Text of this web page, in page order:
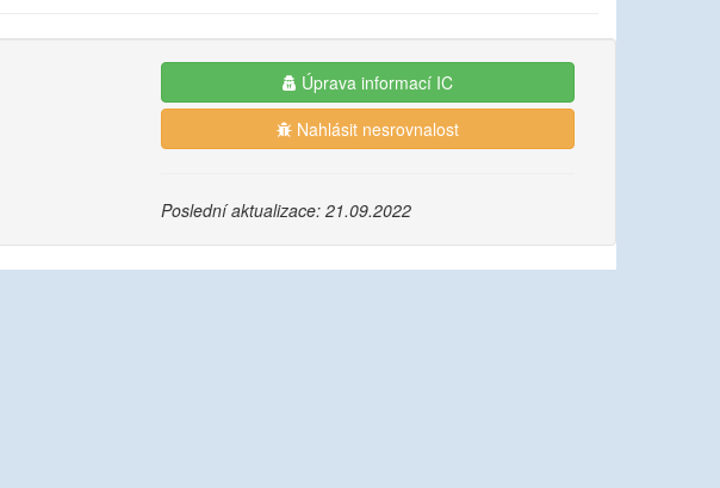
Úprava informací IC
Nahlásit nesrovnalost
Poslední aktualizace: 21.09.2022